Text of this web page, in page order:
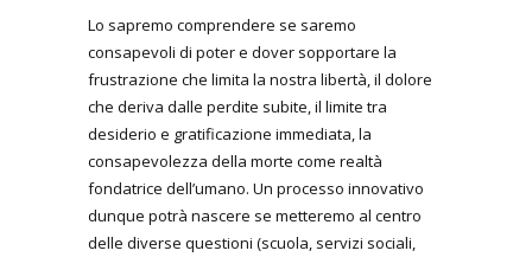
Lo sapremo comprendere se saremo
consapevoli di poter e dover sopportare la
frustrazione che limita la nostra libertà, il dolore
che deriva dalle perdite subite, il limite tra
desiderio e gratificazione immediata, la
consapevolezza della morte come realtà
fondatrice dell’umano. Un processo innovativo
dunque potrà nascere se metteremo al centro
delle diverse questioni (scuola, servizi sociali,